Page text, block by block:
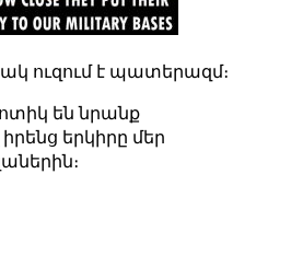
ուզում է պատերազմ։
են նրանք
երկիրը մեր